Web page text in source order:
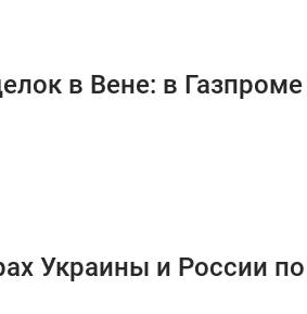
в Вене: в
Украины и России по